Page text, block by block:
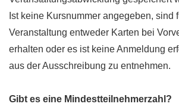
Ist keine Kursnummer angegeben, sind
Veranstaltung entweder Karten bei
erhalten oder es ist keine Anmeldung
aus der Ausschreibung zu entnehmen.
Gibt es eine Mindestteilnehmerzahl?